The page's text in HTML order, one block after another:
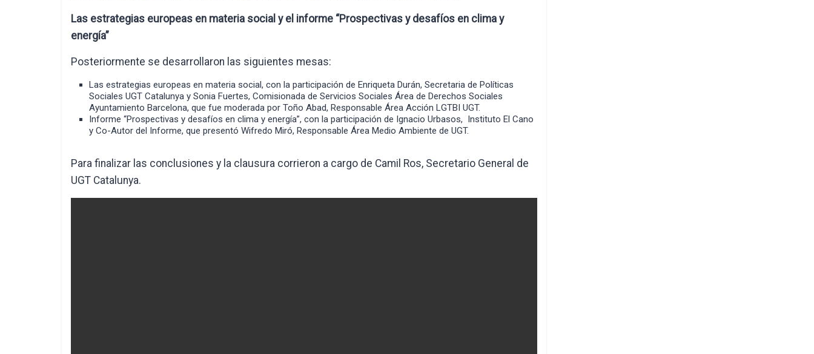
Las estrategias europeas en materia social y el informe “Prospectivas y desafíos en clima y
energía”
Posteriormente se desarrollaron las siguientes mesas:
Las estrategias europeas en materia social, con la participación de Enriqueta Durán, Secretaria de Políticas
Sociales UGT Catalunya y Sonia Fuertes, Comisionada de Servicios Sociales Área de Derechos Sociales
Ayuntamiento Barcelona, que fue moderada por Toño Abad, Responsable Área Acción LGTBI UGT.
Informe “Prospectivas y desafíos en clima y energía”, con la participación de Ignacio Urbasos, Instituto El Cano
y Co-Autor del Informe, que presentó Wifredo Miró, Responsable Área Medio Ambiente de UGT.
Para finalizar las conclusiones y la clausura corrieron a cargo de Camil Ros, Secretario General de
UGT Catalunya.